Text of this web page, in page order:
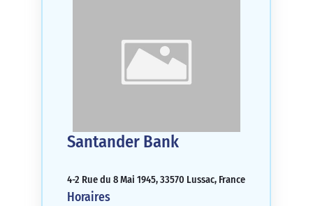
Santander Bank
4-2 Rue du 8 Mai 1945, 33570 Lussac, France
Horaires